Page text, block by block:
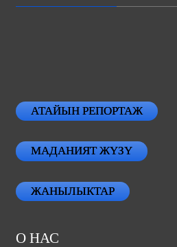
АТАЙЫН РЕПОРТАЖ
МАДАНИЯТ ЖҮЗҮ
ЖАНЫЛЫКТАР
О НАС